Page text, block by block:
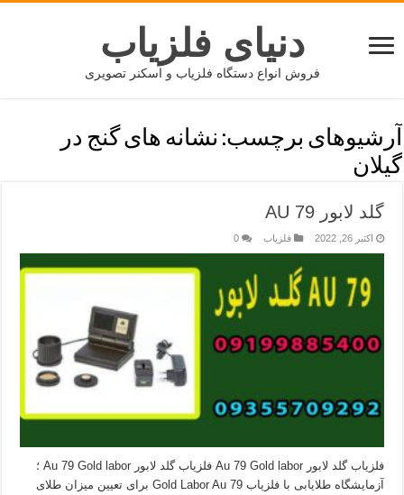
دنیای فلزیاب
فروش انواع دستگاه فلزیاب و اسکنر تصویری
آرشیوهای برچسب: نشانه های گنج در
گیلان
گلد لابور AU 79
اکتبر 26, 2022 فلزیاب 0
فلزیاب گلد لابور Au 79 Gold labor فلزیاب گلد لابور Au 79 Gold labor ؛
آزمایشگاه طلایابی با فلزیاب Gold Labor Au 79 برای تعیین میزان طلای